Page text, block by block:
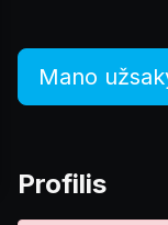
Mano
Profilis